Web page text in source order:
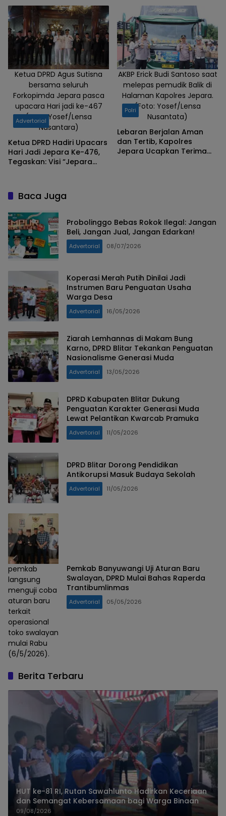
Pendidikan
Ketua DPRD Agus Sutisna
bersama seluruh
Forkopimda Jepara pasca
upacara Hari jadi ke-467
(Foto: Yosef/Lensa
Nusantara)
Advertorial
Ketua DPRD Hadiri Upacars
Hari Jadi Jepara Ke-476,
Tegaskan: Visi “Jepara
AKBP Erick Budi Santoso saat
melepas pemudik Balik di
Halaman Kapolres Jepara.
(Foto: Yosef/Lensa
Nusantata)
Polri
Lebaran Berjalan Aman
dan Tertib, Kapolres
Jepara Ucapkan Terima
Baca Juga
Probolinggo Bebas Rokok Ilegal: Jangan
Beli, Jangan Jual, Jangan Edarkan!
Advertorial 08/07/2026
Koperasi Merah Putih Dinilai Jadi
Instrumen Baru Penguatan Usaha
Warga Desa
Advertorial 16/05/2026
Ziarah Lemhannas di Makam Bung
Karno, DPRD Blitar Tekankan Penguatan
Nasionalisme Generasi Muda
Advertorial 13/05/2026
DPRD Kabupaten Blitar Dukung
Penguatan Karakter Generasi Muda
Lewat Pelantikan Kwarcab Pramuka
Advertorial 11/05/2026
DPRD Blitar Dorong Pendidikan
Antikorupsi Masuk Budaya Sekolah
Advertorial 11/05/2026
pemkab
langsung
menguji coba
aturan baru
terkait
operasional
toko swalayan
mulai Rabu
(6/5/2026).
Pemkab Banyuwangi Uji Aturan Baru
Swalayan, DPRD Mulai Bahas Raperda
Trantibumlinmas
Advertorial 05/05/2026
Berita Terbaru
HUT ke-81 RI, Rutan Sawahlunto Hadirkan Keceriaan
dan Semangat Kebersamaan bagi Warga Binaan
09/08/2026